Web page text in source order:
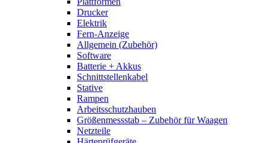
Drucker
Elektrik
Fern-Anzeige
Allgemein (Zubehör)
Software
Batterie + Akkus
Schnittstellenkabel
Stative
Rampen
Arbeitsschutzhauben
Größenmessstab – Zubehör für Waagen
Netzteile